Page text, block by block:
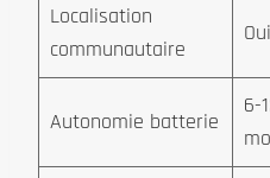
Localisation
communautaire
Oui
Autonomie batterie
6-